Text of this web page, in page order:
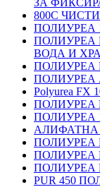
ЗА
800C
ПОЛИУРЕА
ПОЛИУРЕА
ВОДА И
ПОЛИУРЕА
ПОЛИУРЕА
Polyurea FX
ПОЛИУРЕА
ПОЛИУРЕА
АЛИФАТНА
ПОЛИУРЕА
ПОЛИУРЕА
ПОЛИУРЕА
PUR 450